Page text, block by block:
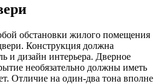
обстановки жилого помещения
Конструкция должна
и дизайн интерьера. Дверное
необязательно должны иметь
Отличие на один-два тона вполне